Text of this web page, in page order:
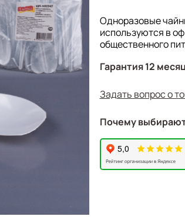
Товар относится
Количество в
Цвет: белый
Вес: 0.28
Объём: 0.00198281
Артикул: 600947
Одноразовые
используются в
общественного
Гарантия 12
Задать вопрос о
Почему